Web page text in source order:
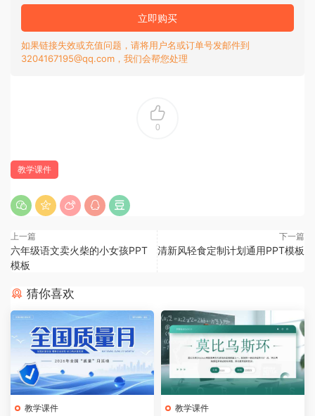
立即购买
如果链接失效或充值问题，请将用户名或订单号发邮件到
3204167195@qq.com，我们会帮您处理
0
教学课件
上一篇
六年级语文卖火柴的小女孩PPT
模板
下一篇
清新风轻食定制计划通用PPT模板
猜你喜欢
教学课件 教学课件